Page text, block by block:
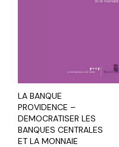
LA BANQUE
PROVIDENCE –
DEMOCRATISER LES
BANQUES CENTRALES
ET LA MONNAIE